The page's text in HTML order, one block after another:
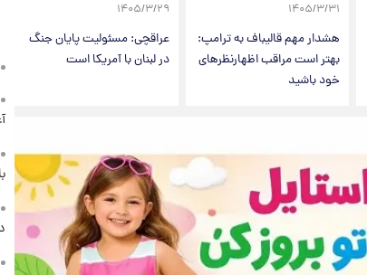
۱۴۰۵/۳/۳۱
هشدار مهم قالیباف به ترامپ:
بهتر است مراقب اظهارنظرهای
خود باشید
۱۴۰۵/۳/۲۹
عراقچی: مسئولیت پایان جنگ
در لبنان با آمریکا است